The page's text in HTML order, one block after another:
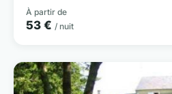
À partir de
53 € / nuit